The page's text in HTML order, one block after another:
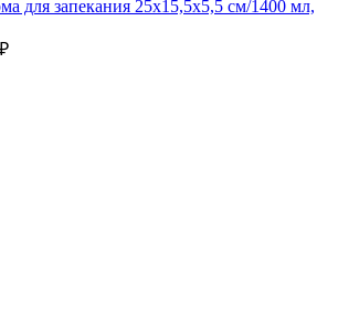
для запекания 25х15,5x5,5 см/1400 мл,
₽